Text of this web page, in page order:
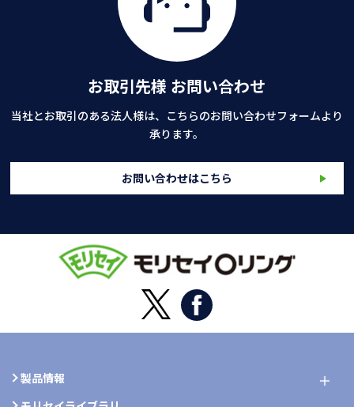
お取引先様 お問い合わせ
当社とお取引のある法人様は、こちらのお問い合わせフォームより
承ります。
お問い合わせはこちら
製品情報